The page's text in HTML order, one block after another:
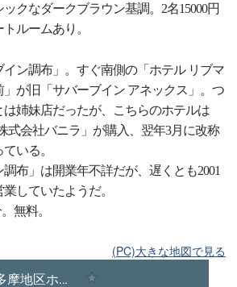
クなダークブラウン基調。2名15000円
ルームあり。
イン調布」。すぐ南側の「ホテル リブマ
」が旧「サバーブイン アネックス」。つ
は姉妹店だったが、こちらのホテルは
式会社バニラ」が購入、翌年3月に改称
いる。
調布」は開業年不詳だが、遅くとも2001
していたようだ。
無料。
(PC)大きな地図で見る